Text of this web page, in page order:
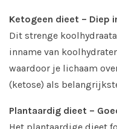
Ketogeen dieet – Diep
Dit strenge
inname van
waardoor je lichaam
(ketose) als
Plantaardig dieet –